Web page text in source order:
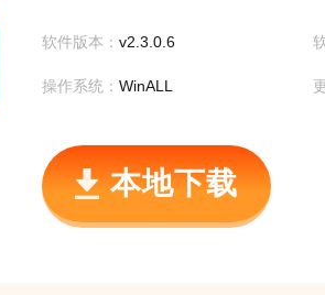
软件版本： v2.3.0.6
操作系统： WinALL
本地下载